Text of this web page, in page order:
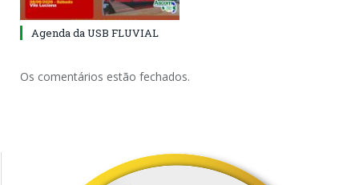
Agenda da USB FLUVIAL
Os comentários estão fechados.